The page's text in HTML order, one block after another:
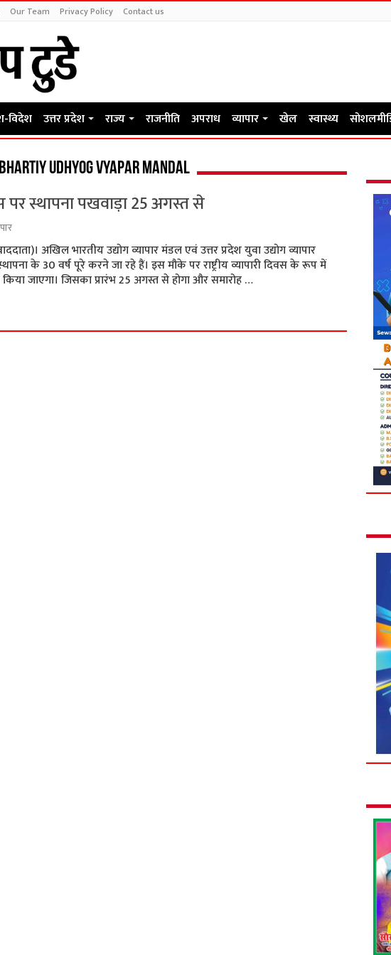
Our Team Privacy Policy Contact us
विदेश उत्तर प्रदेश राज्य राजनीति अपराध व्यापार खेल स्वास्थ्य
udhyog vyapar mandal
पर स्थापना पखवाड़ा 25 अगस्त से
अखिल भारतीय उद्योग व्यापार मंडल एवं उत्तर प्रदेश युवा उद्योग व्यापार
के 30 वर्ष पूरे करने जा रहे हैं। इस मौके पर राष्ट्रीय व्यापारी दिवस के रूप में
जाएगा। जिसका प्रारंभ 25 अगस्त से होगा और समारोह …